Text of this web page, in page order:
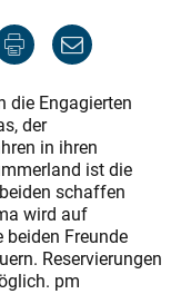
die Engagierten
der
in ihren
ist die
schaffen
wird auf
Freunde
Reservierungen
pm